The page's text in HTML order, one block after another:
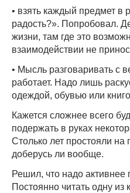
• взять каждый предмет в
радость?». Попробовал.
жизни, там где это
взаимодействии не
• Мысль разговаривать с
работает. Надо лишь
одеждой, обувью или
Кажется сложнее всего
подержать в руках
Столько лет простояли на
доберусь ли вообще.
Решил, что надо активнее
Постоянно читать одну